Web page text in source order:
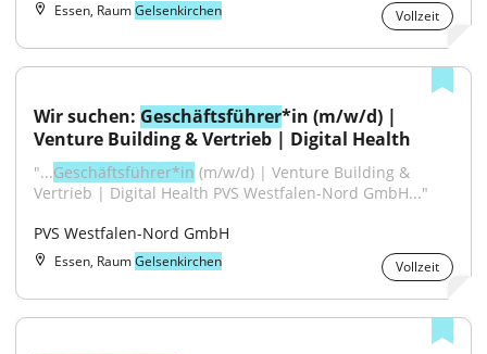
Essen, RaumGelsenkirchen Vollzeit
Wir suchen: Geschäftsführer*in (m/w/d) |
Venture Building & Vertrieb | Digital Health
"...Geschäftsführer*in (m/w/d) | Venture Building &
Vertrieb | Digital Health PVS Westfalen-Nord GmbH..."
PVS Westfalen-Nord GmbH
Essen, RaumGelsenkirchen Vollzeit